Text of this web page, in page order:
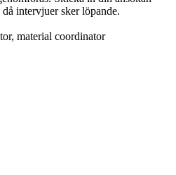
intervjuer sker löpande.
material coordinator